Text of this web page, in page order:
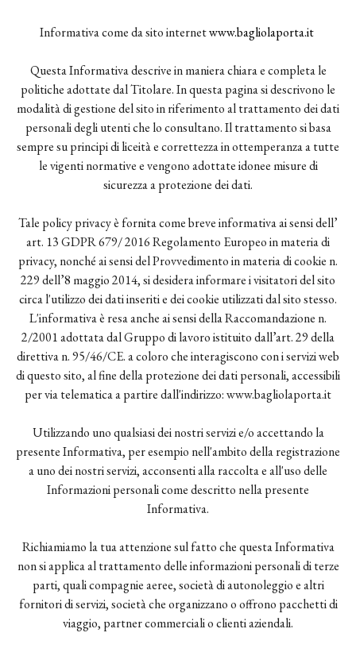
Informativa come da sito internetwww.bagliolaporta.it
Questa Informativa descrive in maniera chiara e completa le
politiche adottate dal Titolare. In questa pagina si descrivono le
modalità di gestione del sito in riferimento al trattamento dei dati
personali degli utenti che lo consultano. Il trattamento si basa
sempre su principi di liceità e correttezza in ottemperanza a tutte
le vigenti normative e vengono adottate idonee misure di
sicurezza a protezione dei dati.
Tale policy privacy è fornita come breve informativa ai sensi dell’
art. 13 GDPR 679/ 2016 Regolamento Europeo in materia di
privacy, nonché ai sensi del Provvedimento in materia di cookie n.
229 dell’8 maggio 2014, si desidera informare i visitatori del sito
circa l'utilizzo dei dati inseriti e dei cookie utilizzati dal sito stesso.
L'informativa è resa anche ai sensi della Raccomandazione n.
2/2001 adottata dal Gruppo di lavoro istituito dall’art. 29 della
direttiva n. 95/46/CE. a coloro che interagiscono con i servizi web
di questo sito, al fine della protezione dei dati personali, accessibili
per via telematica a partire dall'indirizzo: www.bagliolaporta.it
Utilizzando uno qualsiasi dei nostri servizi e/o accettando la
presente Informativa, per esempio nell'ambito della registrazione
a uno dei nostri servizi, acconsenti alla raccolta e all'uso delle
Informazioni personali come descritto nella presente
Informativa.
Richiamiamo la tua attenzione sul fatto che questa Informativa
non si applica al trattamento delle informazioni personali di terze
parti, quali compagnie aeree, società di autonoleggio e altri
fornitori di servizi, società che organizzano o offrono pacchetti di
viaggio, partner commerciali o clienti aziendali.